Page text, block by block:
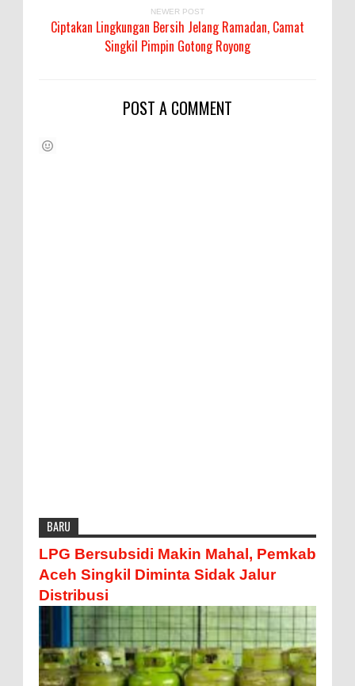
NEWER POST
Ciptakan Lingkungan Bersih Jelang Ramadan, Camat
Singkil Pimpin Gotong Royong
POST A COMMENT
BARU
LPG Bersubsidi Makin Mahal, Pemkab
Aceh Singkil Diminta Sidak Jalur
Distribusi